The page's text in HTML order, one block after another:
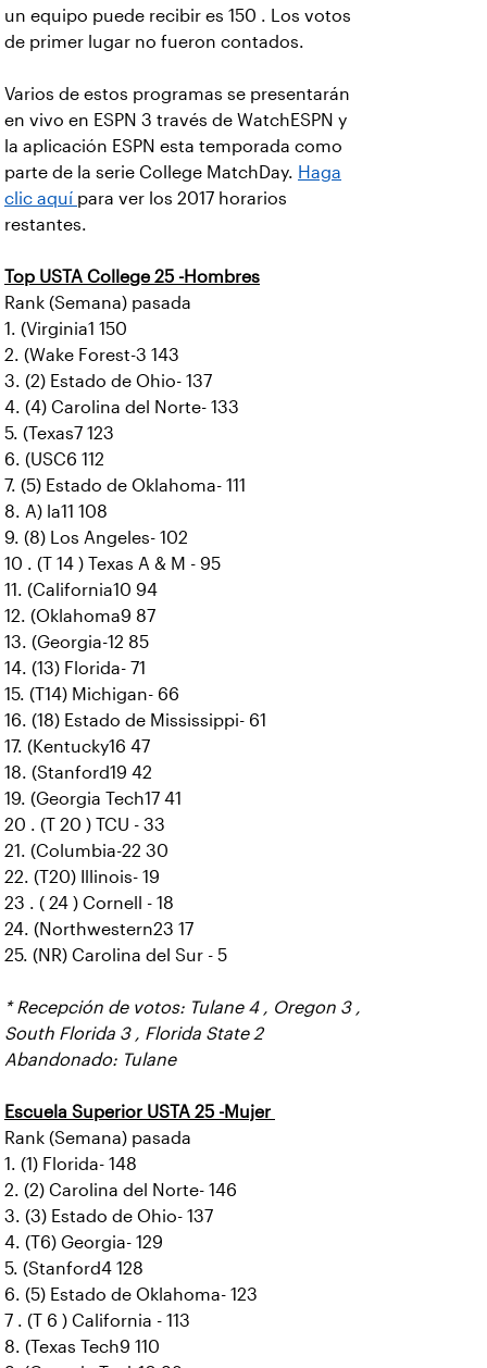
un equipo puede recibir es 150 . Los votos
de primer lugar no fueron contados.
Varios de estos programas se presentarán
en vivo en ESPN 3 través de WatchESPN y
la aplicación ESPN esta temporada como
parte de la serie College MatchDay. Haga
clic aquí para ver los 2017 horarios
restantes.
Top USTA College 25 -Hombres
Rank (Semana) pasada
1. (Virginia1 150
2. (Wake Forest-3 143
3. (2) Estado de Ohio- 137
4. (4) Carolina del Norte- 133
5. (Texas7 123
6. (USC6 112
7. (5) Estado de Oklahoma- 111
8. A) la11 108
9. (8) Los Angeles- 102
10 . (T 14 ) Texas A & M - 95
11. (California10 94
12. (Oklahoma9 87
13. (Georgia-12 85
14. (13) Florida- 71
15. (T14) Michigan- 66
16. (18) Estado de Mississippi- 61
17. (Kentucky16 47
18. (Stanford19 42
19. (Georgia Tech17 41
20 . (T 20 ) TCU - 33
21. (Columbia-22 30
22. (T20) Illinois- 19
23 . ( 24 ) Cornell - 18
24. (Northwestern23 17
25. (NR) Carolina del Sur - 5
* Recepción de votos: Tulane 4 , Oregon 3 ,
South Florida 3 , Florida State 2
Abandonado: Tulane
Escuela Superior USTA 25 -Mujer
Rank (Semana) pasada
1. (1) Florida- 148
2. (2) Carolina del Norte- 146
3. (3) Estado de Ohio- 137
4. (T6) Georgia- 129
5. (Stanford4 128
6. (5) Estado de Oklahoma- 123
7 . (T 6 ) California - 113
8. (Texas Tech9 110